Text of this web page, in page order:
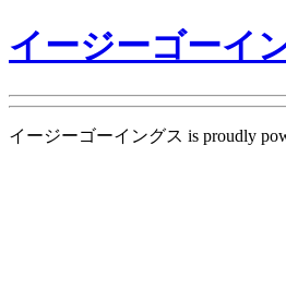
イージーゴーイ
イージーゴーイングス is proudly